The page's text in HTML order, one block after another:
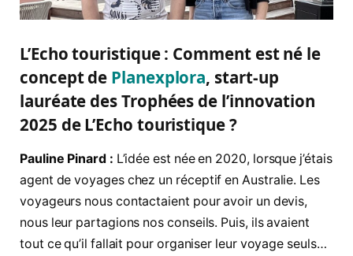
L’Echo touristique : Comment est né le
concept de Planexplora, start-up
lauréate des Trophées de l’innovation
2025 de L’Echo touristique ?
Pauline Pinard : L’idée est née en 2020, lorsque j’étais
agent de voyages chez un réceptif en Australie. Les
voyageurs nous contactaient pour avoir un devis,
nous leur partagions nos conseils. Puis, ils avaient
tout ce qu’il fallait pour organiser leur voyage seuls…